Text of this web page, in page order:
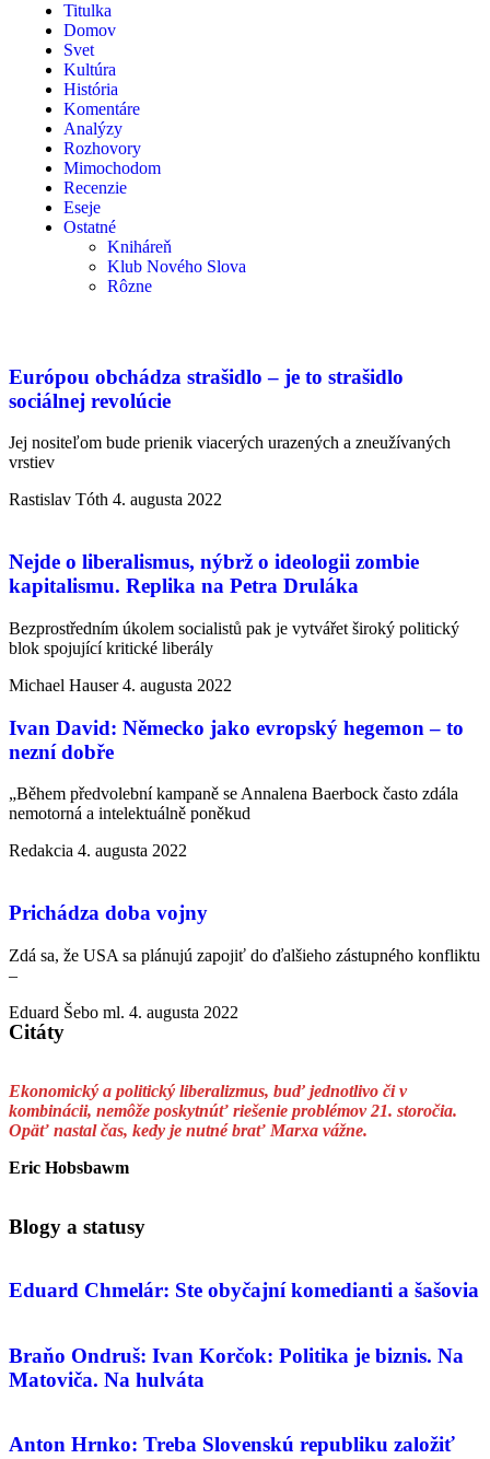
Titulka
Domov
Svet
Kultúra
História
Komentáre
Analýzy
Rozhovory
Mimochodom
Recenzie
Eseje
Ostatné
Kniháreň
Klub Nového Slova
Rôzne
Európou obchádza strašidlo – je to strašidlo
sociálnej revolúcie
Jej nositeľom bude prienik viacerých urazených a zneužívaných
vrstiev
Rastislav Tóth 4. augusta 2022
Nejde o liberalismus, nýbrž o ideologii zombie
kapitalismu. Replika na Petra Druláka
Bezprostředním úkolem socialistů pak je vytvářet široký politický
blok spojující kritické liberály
Michael Hauser4. augusta 2022
Ivan David: Německo jako evropský hegemon – to
nezní dobře
„Během předvolební kampaně se Annalena Baerbock často zdála
nemotorná a intelektuálně poněkud
Redakcia 4. augusta 2022
Prichádza doba vojny
Zdá sa, že USA sa plánujú zapojiť do ďalšieho zástupného konfliktu
–
Eduard Šebo ml. 4. augusta 2022
Citáty
Ekonomický a politický liberalizmus, buď jednotlivo či v
kombinácii, nemôže poskytnúť riešenie problémov 21. storočia.
Opäť nastal čas, kedy je nutné brať Marxa vážne.
Eric Hobsbawm
Blogy a statusy
Eduard Chmelár: Ste obyčajní komedianti a šašovia
Braňo Ondruš: Ivan Korčok: Politika je biznis. Na
Matoviča. Na hulváta
Anton Hrnko: Treba Slovenskú republiku založiť